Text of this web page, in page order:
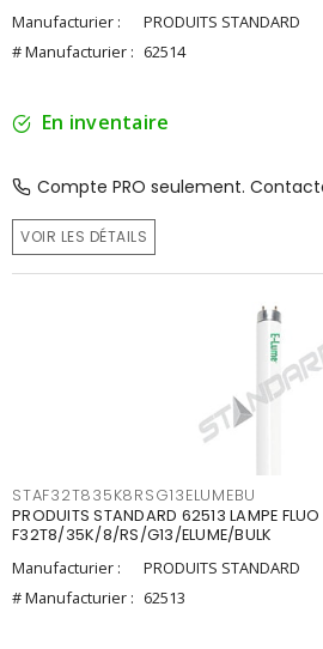
Manufacturier :
PRODUITS STANDARD
# Manufacturier : 62514
En inventaire
Compte PRO seulement.
VOIR LES DÉTAILS
STAF32T835K8RSG13ELUMEBU
PRODUITS STANDARD 62513 LAMPE FLUO
F32T8/35K/8/RS/G13/ELUME/BULK
Manufacturier :
PRODUITS STANDARD
# Manufacturier : 62513